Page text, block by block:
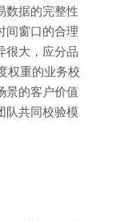
数据的完整性
间窗口的合理
很大，应分品
权重的业务校
景的客户价值
队共同校验模